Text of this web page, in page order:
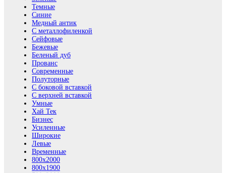
Темные
Синие
Медный антик
С металлофиленкой
Сейфовые
Бежевые
Беленый дуб
Прованс
Современные
Полуторные
С боковой вставкой
С верхней вставкой
Умные
Хай Тек
Бизнес
Усиленные
Широкие
Левые
Временные
800х2000
800x1900